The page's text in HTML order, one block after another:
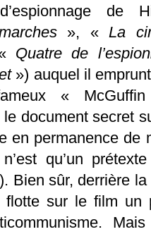
de
», «La
Quatre de
») auquel il
«
le document secret
en permanence de
qu’un
Bien sûr, derrière la
flotte sur le film un